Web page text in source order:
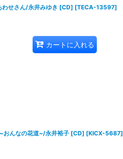
わせさん/永井みゆき [CD] [TECA-13597]
カートに入れる
おんなの花道~/永井裕子 [CD] [KICX-5687]